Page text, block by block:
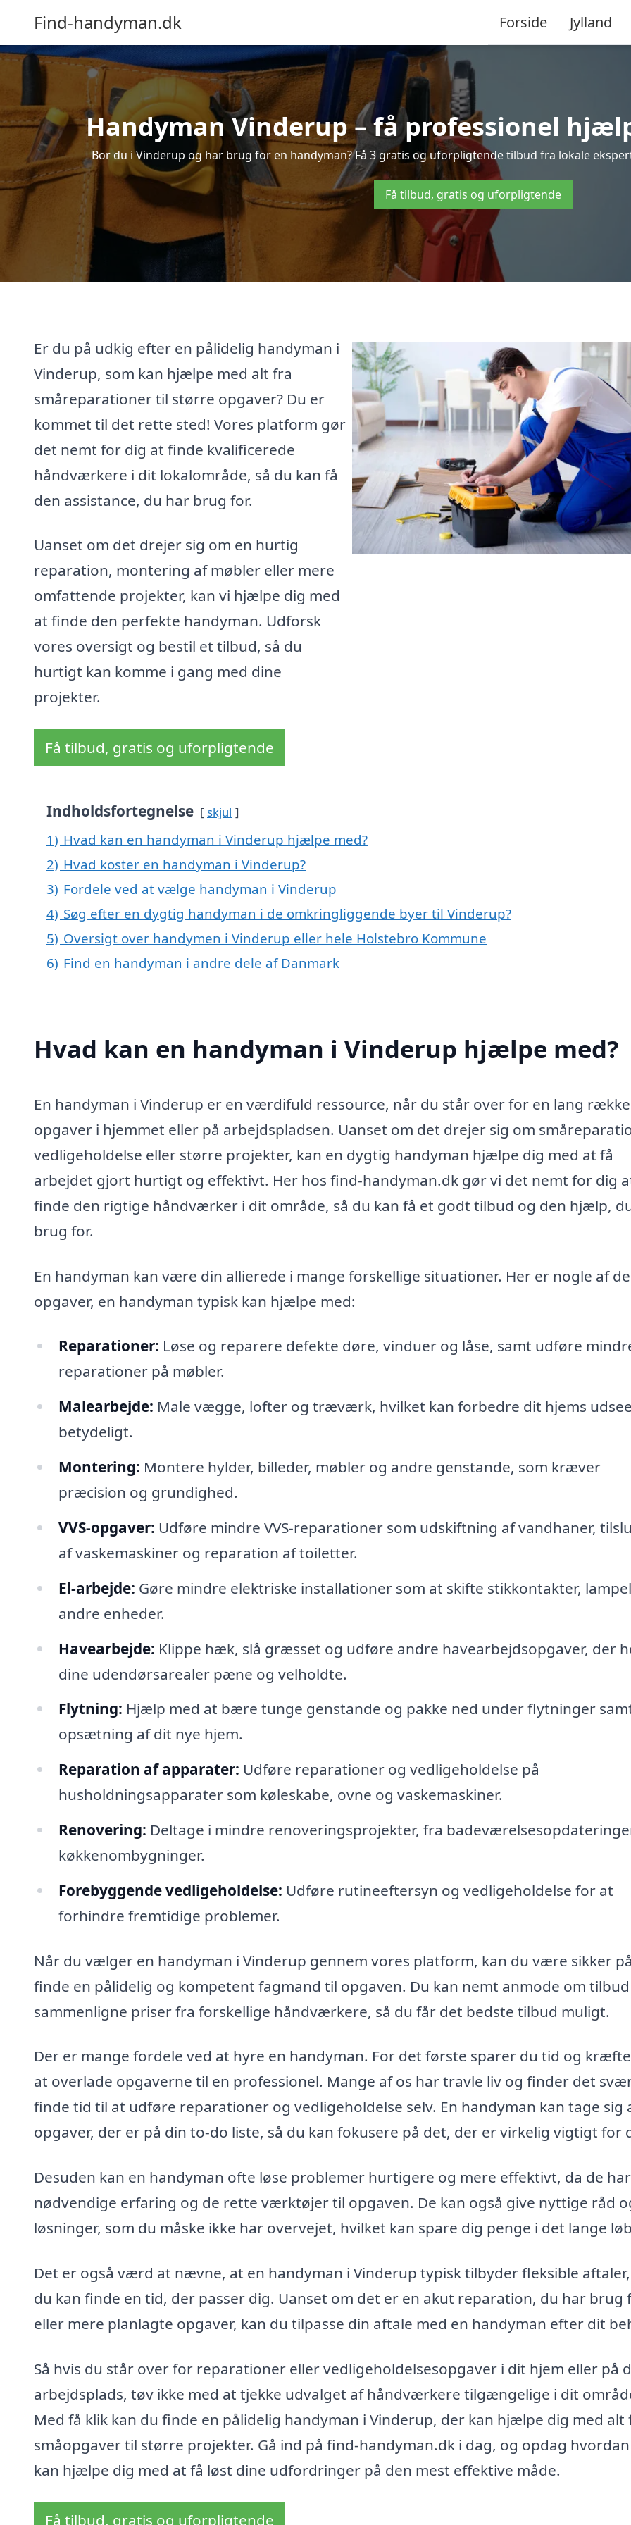
Find-handyman.dk Forside Jylland
Handyman Vinderup – få professionel
Bor du i Vinderup og har brug for en handyman? Få 3 gratis og uforpligtende tilbud fra lokale
Få tilbud, gratis og uforpligtende
Er du på udkig efter en pålidelig handyman i
Vinderup, som kan hjælpe med alt fra
småreparationer til større opgaver? Du er
kommet til det rette sted! Vores platform gør
det nemt for dig at finde kvalificerede
håndværkere i dit lokalområde, så du kan få
den assistance, du har brug for.
Uanset om det drejer sig om en hurtig
reparation, montering af møbler eller mere
omfattende projekter, kan vi hjælpe dig med
at finde den perfekte handyman. Udforsk
vores oversigt og bestil et tilbud, så du
hurtigt kan komme i gang med dine
projekter.
Få tilbud, gratis og uforpligtende
Indholdsfortegnelse skjul
1) Hvad kan en handyman i Vinderup hjælpe med?
2) Hvad koster en handyman i Vinderup?
3) Fordele ved at vælge handyman i Vinderup
4) Søg efter en dygtig handyman i de omkringliggende byer til Vinderup?
5) Oversigt over handymen i Vinderup eller hele Holstebro Kommune
6) Find en handyman i andre dele af Danmark
Hvad kan en handyman i Vinderup hjælpe med?
En handyman i Vinderup er en værdifuld ressource, når du står over for en lang række
opgaver i hjemmet eller på arbejdspladsen. Uanset om det drejer sig om
vedligeholdelse eller større projekter, kan en dygtig handyman hjælpe dig med at få
arbejdet gjort hurtigt og effektivt. Her hos find-handyman.dk gør vi det nemt for dig
finde den rigtige håndværker i dit område, så du kan få et godt tilbud og den hjælp,
brug for.
En handyman kan være din allierede i mange forskellige situationer. Her er nogle af de
opgaver, en handyman typisk kan hjælpe med:
Reparationer: Løse og reparere defekte døre, vinduer og låse, samt udføre
reparationer på møbler.
Malearbejde: Male vægge, lofter og træværk, hvilket kan forbedre dit hjems
betydeligt.
Montering: Montere hylder, billeder, møbler og andre genstande, som kræver
præcision og grundighed.
VVS-opgaver: Udføre mindre VVS-reparationer som udskiftning af vandhaner,
af vaskemaskiner og reparation af toiletter.
El-arbejde: Gøre mindre elektriske installationer som at skifte stikkontakter,
andre enheder.
Havearbejde: Klippe hæk, slå græsset og udføre andre havearbejdsopgaver, der
dine udendørsarealer pæne og velholdte.
Flytning: Hjælp med at bære tunge genstande og pakke ned under flytninger
opsætning af dit nye hjem.
Reparation af apparater: Udføre reparationer og vedligeholdelse på
husholdningsapparater som køleskabe, ovne og vaskemaskiner.
Renovering: Deltage i mindre renoveringsprojekter, fra
køkkenombygninger.
Forebyggende vedligeholdelse: Udføre rutineeftersyn og vedligeholdelse for at
forhindre fremtidige problemer.
Når du vælger en handyman i Vinderup gennem vores platform, kan du være sikker
finde en pålidelig og kompetent fagmand til opgaven. Du kan nemt anmode om
sammenligne priser fra forskellige håndværkere, så du får det bedste tilbud muligt.
Der er mange fordele ved at hyre en handyman. For det første sparer du tid og
at overlade opgaverne til en professionel. Mange af os har travle liv og finder det
finde tid til at udføre reparationer og vedligeholdelse selv. En handyman kan tage sig
opgaver, der er på din to-do liste, så du kan fokusere på det, der er virkelig vigtigt for
Desuden kan en handyman ofte løse problemer hurtigere og mere effektivt, da de
nødvendige erfaring og de rette værktøjer til opgaven. De kan også give nyttige råd
løsninger, som du måske ikke har overvejet, hvilket kan spare dig penge i det lange
Det er også værd at nævne, at en handyman i Vinderup typisk tilbyder fleksible aftaler,
du kan finde en tid, der passer dig. Uanset om det er en akut reparation, du har brug
eller mere planlagte opgaver, kan du tilpasse din aftale med en handyman efter dit
Så hvis du står over for reparationer eller vedligeholdelsesopgaver i dit hjem eller på
arbejdsplads, tøv ikke med at tjekke udvalget af håndværkere tilgængelige i dit
Med få klik kan du finde en pålidelig handyman i Vinderup, der kan hjælpe dig med alt
småopgaver til større projekter. Gå ind på find-handyman.dk i dag, og opdag
kan hjælpe dig med at få løst dine udfordringer på den mest effektive måde.
Få tilbud, gratis og uforpligtende